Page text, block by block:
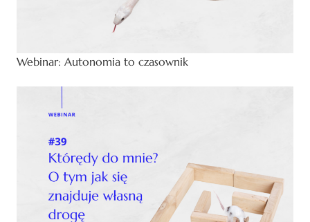
Webinar: Autonomia to czasownik